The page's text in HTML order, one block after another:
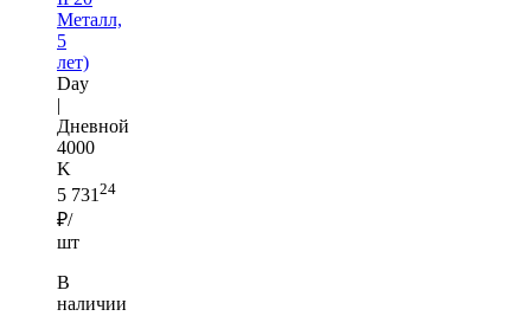
Металл,
5
лет)
Day
|
Дневной
4000
K
5 731 24
₽/
шт
В
наличии